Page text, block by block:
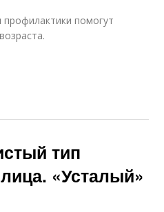
помогут
тип
«Усталый»